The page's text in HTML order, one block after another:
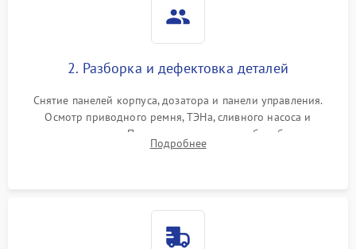
2. Разборка и дефектовка деталей
Снятие панелей корпуса, дозатора и панели управления.
Осмотр приводного ремня, ТЭНа, сливного насоса и
амортизаторов. Проверка подшипников барабана и
крестовины на износ, а манжеты люка на разрывы.
Подробнее